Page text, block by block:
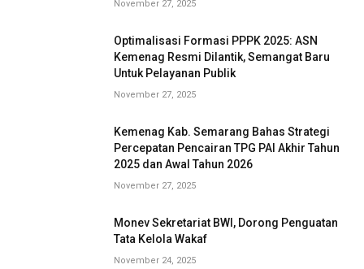
November 27, 2025
Optimalisasi Formasi PPPK 2025: ASN
Kemenag Resmi Dilantik, Semangat Baru
Untuk Pelayanan Publik
November 27, 2025
Kemenag Kab. Semarang Bahas Strategi
Percepatan Pencairan TPG PAI Akhir Tahun
2025 dan Awal Tahun 2026
November 27, 2025
Monev Sekretariat BWI, Dorong Penguatan
Tata Kelola Wakaf
November 24, 2025